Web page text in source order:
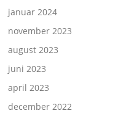
januar 2024
november 2023
august 2023
juni 2023
april 2023
december 2022